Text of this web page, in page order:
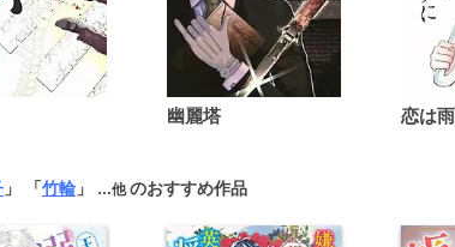
幽麗塔
」 「竹輪 」 …他のおすすめ作品